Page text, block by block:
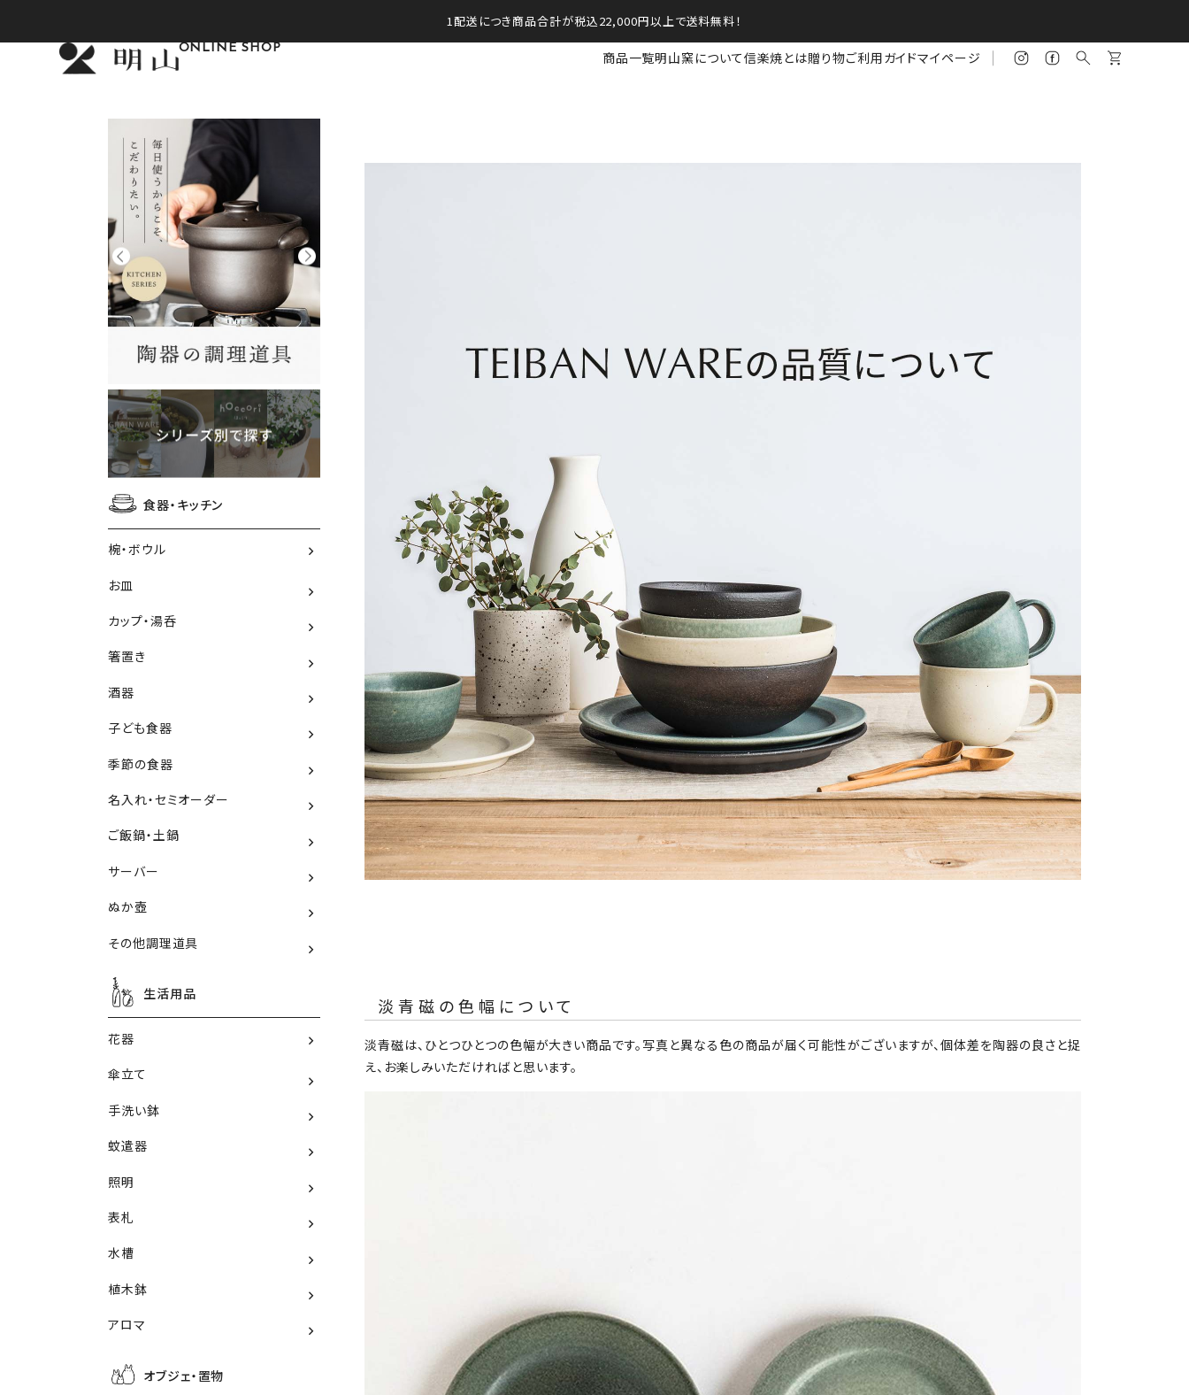
1配送につき商品合計が税込22,000円以上で送料無料！
ONLINE SHOP
商品一覧明山窯について信楽焼とは贈り物ご利用ガイドマイページ
食器・キッチン
椀・ボウル
お皿
カップ・湯呑
箸置き
酒器
子ども食器
季節の食器
名入れ・セミオーダー
ご飯鍋・土鍋
サーバー
ぬか壺
その他調理道具
生活用品
花器
傘立て
手洗い鉢
蚊遣器
照明
表札
水槽
植木鉢
アロマ
オブジェ・置物
淡青磁の色幅について
淡青磁は、ひとつひとつの色幅が大きい商品です。写真と異なる色の商品が届く可能性がございますが、個体差を陶器の良さと捉
え、お楽しみいただければと思います。